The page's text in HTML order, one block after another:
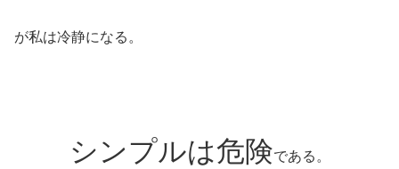
が私は冷静になる。
シンプルは危険である。